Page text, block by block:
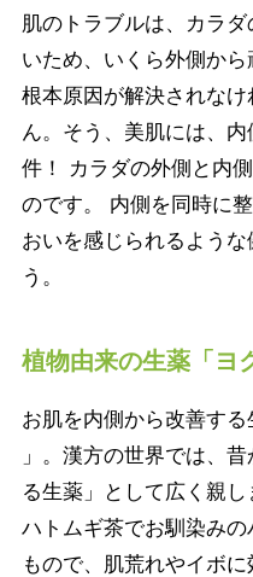
肌のトラブルは、カラ
いため、いくら外側か
根本原因が解決されな
ん。そう、美肌には、
件！ カラダの外側と内
のです。 内側を同時に
おいを感じられるよう
う。
植物由来の生薬「ヨ
お肌を内側から改善する
」。漢方の世界では、
る生薬」として広く親
ハトムギ茶でお馴染み
もので、肌荒れやイボ